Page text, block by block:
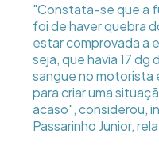
"Constata-se que a
foi de haver quebra
estar comprovada a
seja, que havia 17
sangue no motorista
para criar uma
acaso", considerou,
Passarinho Junior,